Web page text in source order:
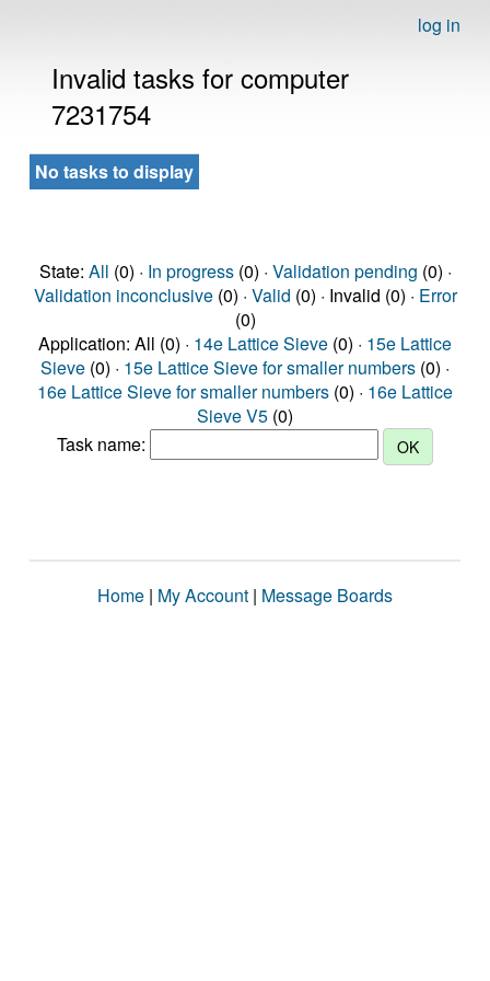
log in
Invalid tasks for computer
7231754
No tasks to display
State: All (0) · In progress(0) · Validation pending (0) ·
Validation inconclusive(0) · Valid (0) · Invalid (0) · Error
(0)
Application: All (0) · 14e Lattice Sieve (0) · 15e Lattice
Sieve (0) · 15e Lattice Sieve for smaller numbers (0) ·
16e Lattice Sieve for smaller numbers (0) · 16e Lattice
Sieve V5 (0)
Task name:
Home | My Account | Message Boards